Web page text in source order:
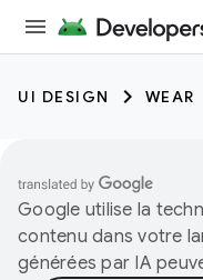
UI DESIGN WEAR
Google utilise la
contenu dans votre
générées par IA